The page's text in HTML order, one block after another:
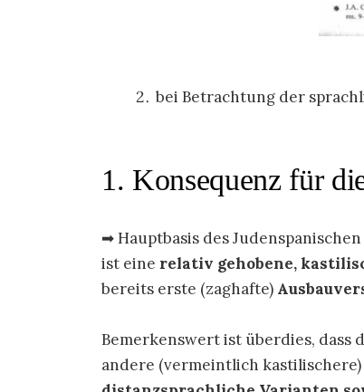
bei Betrachtung der
1. Konsequenz für
➡ Hauptbasis des
ist eine relativ gehobene,
bereits erste (zaghafte)
Bemerkenswert ist überdies, dass
andere (vermeintlich